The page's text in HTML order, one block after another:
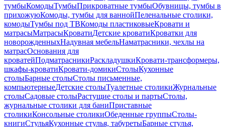
тумбыКомодыТумбыПрикроватные тумбыОбувницы, тумбы в
прихожуюКомоды, тумбы для ваннойПеленальные столики,
комодыТумбы под ТВКомоды пластиковыеКровати и
матрасыМатрасыКроватиДетские кроватиКроватки для
новорожденныхНадувная мебельНаматрасники, чехлы на
матрасОснования для
кроватейПодматрасникиРаскладушкиКровати-трансформеры,
шкафы-кроватиКровати-домикиСтолыКухонные
столыБарные столыСтолы письменные,
компьютерныеДетские столыТуалетные столикиЖурнальные
столыСадовые столыРастущие столы и партыСтолы,
журнальные столики для баниПриставные
столикиКонсольные столикиОбеденные группыСтолы-
книгиСтульяКухонные стулья, табуретыБарные стулья,